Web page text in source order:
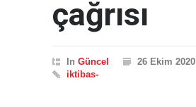
çağrısı
In Güncel
26 Ekim 2020
iktibas-